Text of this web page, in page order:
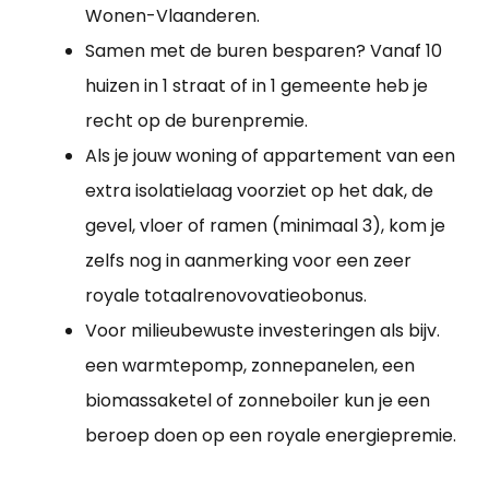
Wonen-Vlaanderen.
Samen met de buren besparen? Vanaf 10
huizen in 1 straat of in 1 gemeente heb je
recht op de burenpremie.
Als je jouw woning of appartement van een
extra isolatielaag voorziet op het dak, de
gevel, vloer of ramen (minimaal 3), kom je
zelfs nog in aanmerking voor een zeer
royale totaalrenovovatieobonus.
Voor milieubewuste investeringen als bijv.
een warmtepomp, zonnepanelen, een
biomassaketel of zonneboiler kun je een
beroep doen op een royale energiepremie.